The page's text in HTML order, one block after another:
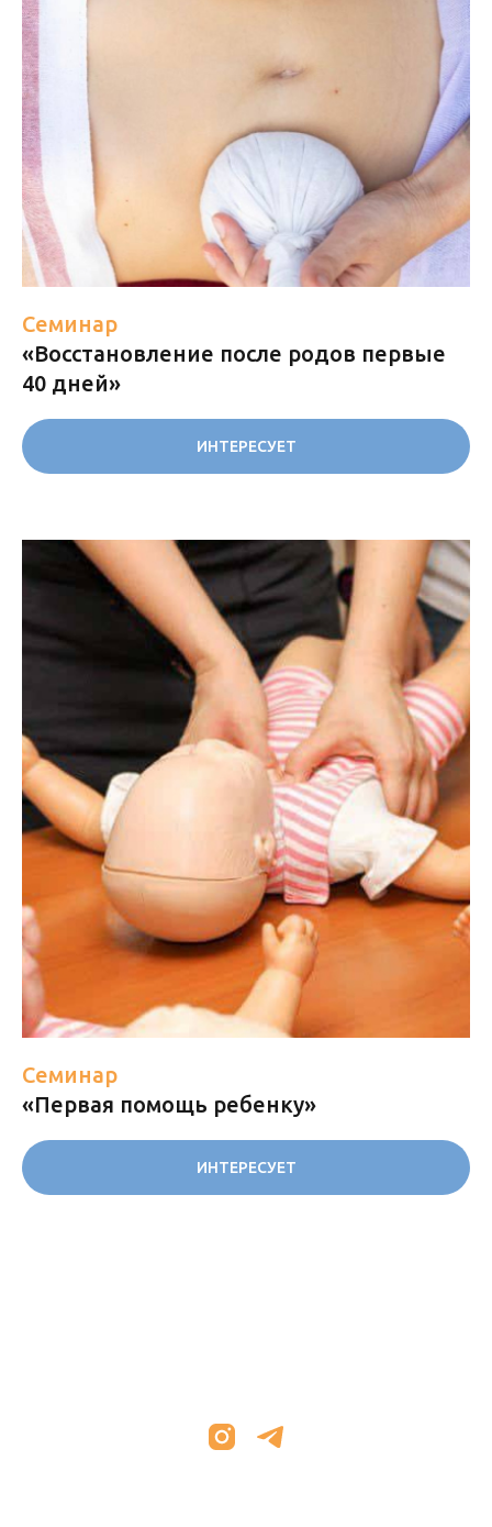
Семинар
«Восстановление после родов первые
40 дней»
ИНТЕРЕСУЕТ
Семинар
«Первая помощь ребенку»
ИНТЕРЕСУЕТ